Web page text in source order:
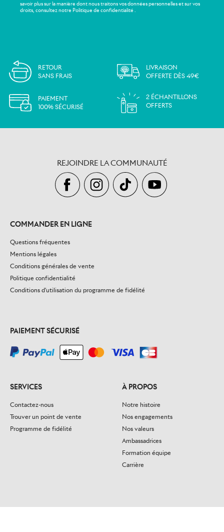
savoir plus sur la manière dont nous traitons vos données personnelles et sur vos
droits, consultez notre Politique de confidentialité .
RETOUR
SANS FRAIS
LIVRAISON
OFFERTE DÈS 49€
PAIEMENT
100% SÉCURISÉ
2 ÉCHANTILLONS
OFFERTS
REJOINDRE LA COMMUNAUTÉ
COMMANDER EN LIGNE
Questions fréquentes
Mentions légales
Conditions générales de vente
Politique confidentialité
Conditions d'utilisation du programme de fidélité
PAIEMENT SÉCURISÉ
SERVICES
Contactez-nous
Trouver un point de vente
Programme de fidélité
À PROPOS
Notre histoire
Nos engagements
Nos valeurs
Ambassadrices
Formation équipe
Carrière